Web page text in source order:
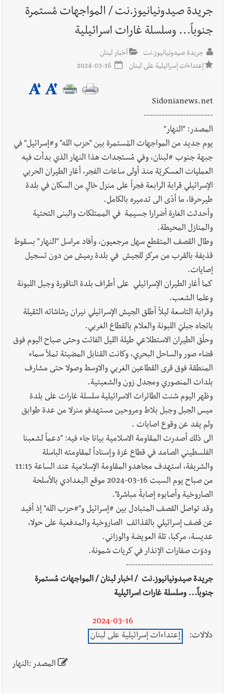
أخبار لبنان إنفجار مرفأ أم إنفجار دولة؟... كيف نحمي لبنان؟
أخبار لبنان
راتب النائب من 3 آلاف إلى 5 آلاف دولار شهرياً...
أخبار لبنان مواجهة مؤجّلة لنزاع طويل
العالم العربي
رجل الاعمال الاماراتي خلف الحبتور : 112 شهيداً
يبقى الشعب الفلسطيني يعيش كل هذا الألم؟ وإلى متى تستمر هذه
المعاناة التي تمزق القلوب والضمائر؟
أخبار العالم
الرئيس الأميركي ترامب يحذّر إيران من ضربة قوية...
وإعلام إيراني: الاتّفاق مع عُمان مؤجّل ما دامت التهديدات مستمرّة
جريدة صيدونيانيوز.نت / المواجهات مُستمرة
جنوباً... وسلسلة غارات اسرائيلية
جريدة صيدونيانيوز.نت
أخبار لبنان
إعتداءات إسرائيلية على لبنان
Sidonianews.net
-----------------------
المصدر: "النهار"
يوم جديد من المواجهات المُستمرة بين "حزب الله" و#إسرائيل" في
جبهة جنوب #لبنان، وفي مُستجدات هذا النهار الذي بدأت فيه
العمليات العسكريّة منذ أولى ساعات الفجر، أغار الطيران الحربي
الإسرائيلي قرابة الرابعة فجراً على منزل خالٍ من السكان في بلدة
طيرحرفا، ما أدّى الى تدميره بالكامل.
وأحدثت الغارة أضرارا جسيمة في الممتلكات والبنى التحتية
والمنازل المحيطة.
وطال القصف المتقطع سهل مرجعيون، وأفاد مراسل "النهار" بسقوط
قذيفة بالقرب من مركز للجيش في بلدة رميش من دون تسجيل
إصايات.
كما أغار الطيران الإسرائيلي على أطراف بلدة الناقورة وجبل اللبونة
وعلما الشعب.
وقرابة التاسعة ليلاً أطلق الجيش الإسرائيلي نيران رشاشاته الثقيلة
باتجاه جبليّ اللبونة والعلام بالقطاع الغربي.
وحلّق الطيران الاستطلاعي طيلة الليل الفائت وحتى صباح اليوم فوق
قضاء صور والساحل البحري، وكانت القنابل المضيئة تملأ سماء
المنطقة فوق قرى القطاعين الغربي والاوسط وصولا حتى مشارف
بلدات المنصوري ومجدل زون والشعيتية.
وظهر اليوم شنت الطائرات الاسرائيلية سلسلة غارات على بلدة
ميس الجبل وجبل بلاط ومروحين مستهدفو منزلا من عدة طوابق
ولم يفد عن وقوع اصابات .
الى ذلك أصدرت المقاومة الاسلامية بيانا جاء فيه: "دعماً لشعبنا
الفلسطيني الصامد في قطاع غزة وإسناداً لمقاومته الباسلة
‌‌‌‏والشريفة، ‏استهدف مجاهدو المقاومة الإسلامية عند الساعة 11:15
من صباح يوم ‏السبت 16-03-2024 موقع البغدادي بالأسلحة
الصاروخية وأصابوه إصابةً مباشرة".
وقد تواصل القصف المتبادل بين #إسرائيل و"#حزب الله" إذ أفيد
عن قصف إسرائيلي بالقذائف الصاروخية والمدفعية على حولا،
عديسة، مركبا، تلة العويضة والوزاني.
ودوّت صفارات الإنذار في كريات شمونة.
-----------------------------
جريدة صيدونيانيوز.نت / اخبار لبنان / المواجهات مُستمرة
جنوباً... وسلسلة غارات اسرائيلية
2024-03-16
دلالات:
إعتداءات إسرائيلية على لبنان
المصدر :النهار